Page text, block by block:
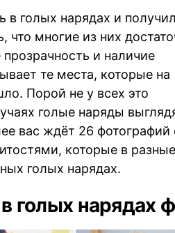
голых нарядах и
что многие из них
и наличие
те места, которые на
Порой не у всех это
голые наряды
вас ждёт 26 фотографий
которые в
голых нарядах.
голых нарядах